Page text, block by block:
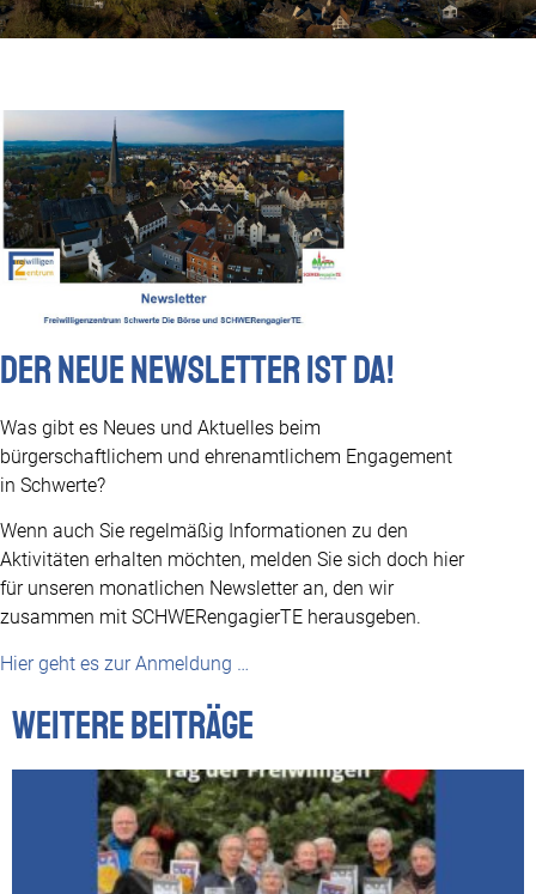
Der neue Newsletter ist da!
Was gibt es Neues und Aktuelles beim
bürgerschaftlichem und ehrenamtlichem Engagement
in Schwerte?
Wenn auch Sie regelmäßig Informationen zu den
Aktivitäten erhalten möchten, melden Sie sich doch hier
für unseren monatlichen Newsletter an, den wir
zusammen mit SCHWERengagierTE herausgeben.
Hier geht es zur Anmeldung …
Weitere Beiträge